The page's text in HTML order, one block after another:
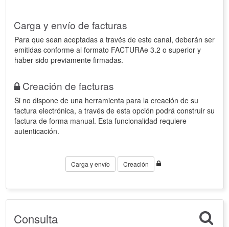
Carga y envío de facturas
Para que sean aceptadas a través de este canal, deberán ser
emitidas conforme al formato FACTURAe 3.2 o superior y
haber sido previamente firmadas.
Creación de facturas
Si no dispone de una herramienta para la creación de su
factura electrónica, a través de esta opción podrá construir su
factura de forma manual. Esta funcionalidad requiere
autenticación.
Carga y envío Creación
Consulta